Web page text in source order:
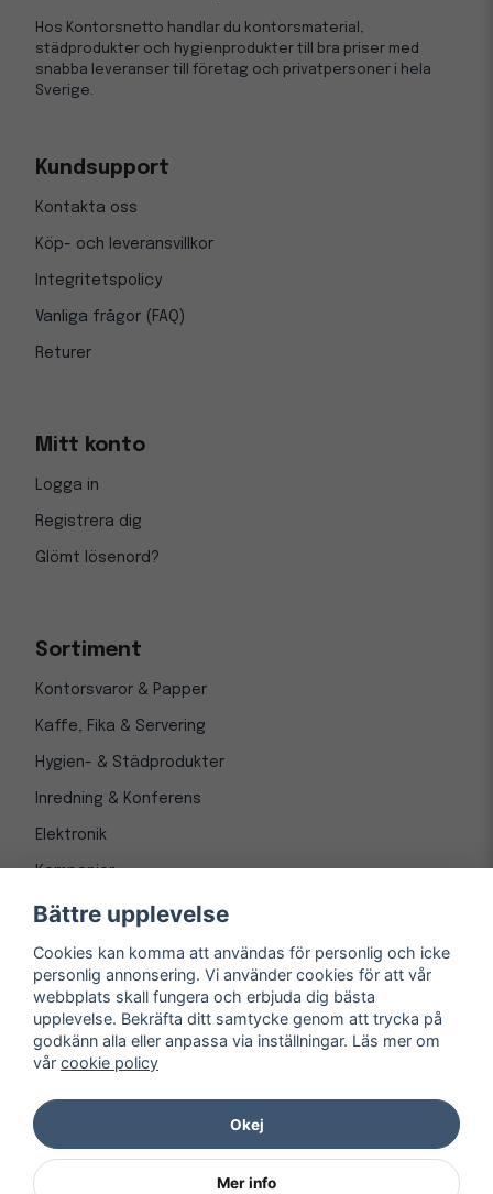
Hos Kontorsnetto handlar du kontorsmaterial,
städprodukter och hygienprodukter till bra priser med
snabba leveranser till företag och privatpersoner i hela
Sverige.
Kundsupport
Kontakta oss
Köp- och leveransvillkor
Integritetspolicy
Vanliga frågor (FAQ)
Returer
Mitt konto
Logga in
Registrera dig
Glömt lösenord?
Sortiment
Kontorsvaror & Papper
Kaffe, Fika & Servering
Hygien- & Städprodukter
Inredning & Konferens
Elektronik
Kampanjer
© Copyright 1997-2026
Bättre upplevelse
Cookies kan komma att användas för personlig och icke
personlig annonsering. Vi använder cookies för att vår
webbplats skall fungera och erbjuda dig bästa
upplevelse. Bekräfta ditt samtycke genom att trycka på
godkänn alla eller anpassa via inställningar. Läs mer om
vår cookie policy
Okej
Mer info